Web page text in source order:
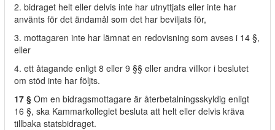
2. bidraget helt eller delvis inte har utnyttjats eller inte har
använts för det ändamål som det har beviljats för,
3. mottagaren inte har lämnat en redovisning som avses i 14 §,
eller
4. ett åtagande enligt 8 eller 9 §§ eller andra villkor i beslutet
om stöd inte har följts.
17 § Om en bidragsmottagare är återbetalningsskyldig enligt
16 §, ska Kammarkollegiet besluta att helt eller delvis kräva
tillbaka statsbidraget.